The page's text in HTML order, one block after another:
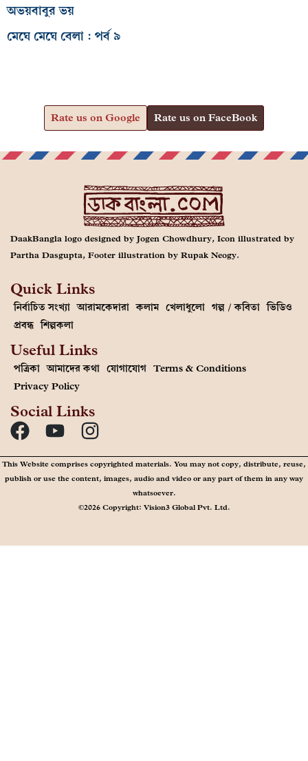
অভয়বাবুর ভয়
মেঘে মেঘে বেলা : পর্ব ৯
Rate us on Google Rate us on FaceBook
DaakBangla logo designed by Jogen Chowdhury, Icon illustrated by
Partha Dasgupta, Footer illustration by Rupak Neogy.
Quick Links
নির্বাচিত সংখ্যা আরামকেদারা কলাম খেলাধুলো গল্প / কবিতা ভিডিও
প্রবন্ধ শিল্পকলা
Useful Links
পত্রিকা আমাদের কথা যোগাযোগ Terms & Conditions
Privacy Policy
Social Links
This Website comprises copyrighted materials. You may not copy, distribute, reuse,
publish or use the content, images, audio and video or any part of them in any way
whatsoever.
©2026 Copyright: Vision3 Global Pvt. Ltd.